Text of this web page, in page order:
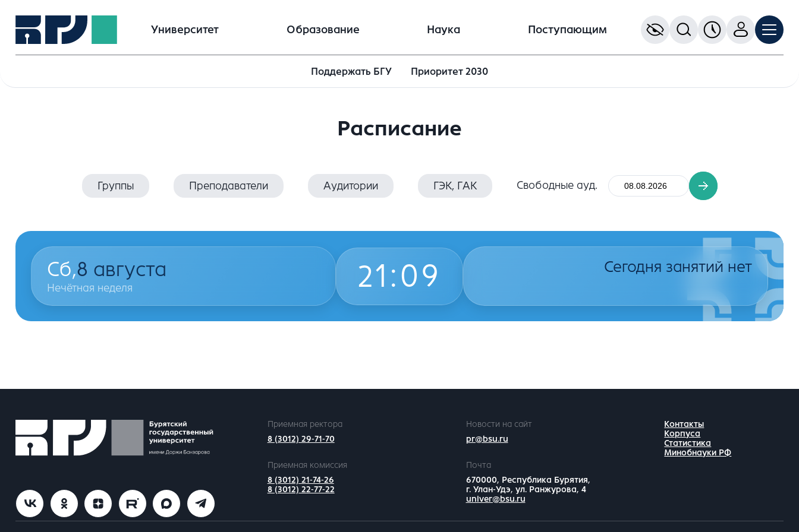
Университет Образование Наука Поступающим
Поддержать БГУ Приоритет 2030
Расписание
Группы Преподаватели Аудитории ГЭК, ГАК Свободные ауд.
Сб,8 августа
Нечётная неделя 21 09 Сегодня занятий нет
Приемная ректора
8 (3012) 29-71-70
Новости на сайт
pr@bsu.ru
Приемная комиссия
8 (3012) 21-74-26
8 (3012) 22-77-22
Почта
670000, Республика Бурятия,
г. Улан-Удэ, ул. Ранжурова, 4
univer@bsu.ru
Контакты
Корпуса
Статистика
Минобнауки РФ